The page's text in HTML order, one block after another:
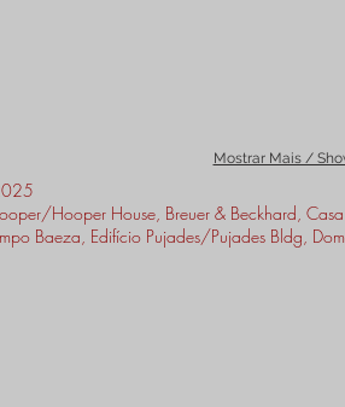
Mostrar Mais /
Hooper House, Breuer & Beckhard,
Baeza, Edifício Pujades/Pujades Bldg,